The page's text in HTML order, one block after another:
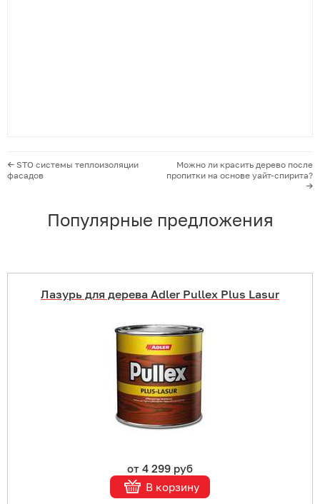
STO cистемы теплоизоляции
фасадов
Можно ли красить дерево после
пропитки на основе уайт-спирита?
Популярные предложения
Лазурь для дерева Adler Pullex Plus Lasur
от 4 299 руб
В корзину
В корзину
Подробнее